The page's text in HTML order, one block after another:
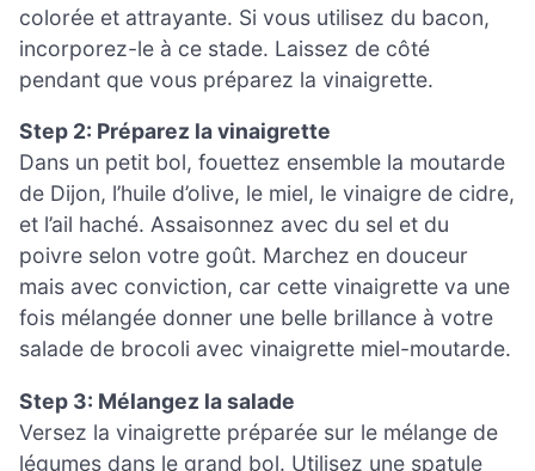
colorée et attrayante. Si vous utilisez du bacon,
incorporez-le à ce stade. Laissez de côté
pendant que vous préparez la vinaigrette.
Step 2: Préparez la vinaigrette
Dans un petit bol, fouettez ensemble la moutarde
de Dijon, l’huile d’olive, le miel, le vinaigre de cidre,
et l’ail haché. Assaisonnez avec du sel et du
poivre selon votre goût. Marchez en douceur
mais avec conviction, car cette vinaigrette va une
fois mélangée donner une belle brillance à votre
salade de brocoli avec vinaigrette miel-moutarde.
Step 3: Mélangez la salade
Versez la vinaigrette préparée sur le mélange de
légumes dans le grand bol. Utilisez une spatule